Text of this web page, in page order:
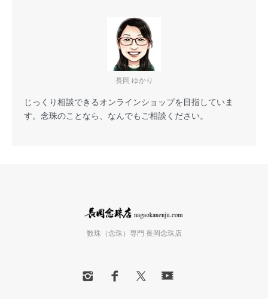
長岡 ゆかり
じっくり相談できるオンラインショップを目指していま
す。念珠のことなら、なんでもご相談ください。
数珠（念珠）専門 長岡念珠店